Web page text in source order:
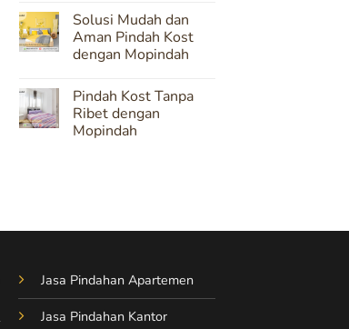
Layanan
Mopindah
on
Jasa
Pindahan
Kost
Efisien
dengan
Mopindah
Solusi Mudah dan
Aman Pindah Kost
dengan Mopindah
on
Solusi
Mudah
dan
Pindah Kost Tanpa
Ribet dengan
Mopindah
dengan
Jasa Pindahan Apartemen
Jasa Pindahan Kantor